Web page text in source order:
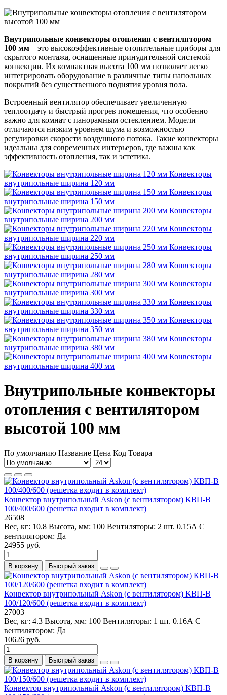
Внутрипольные конвекторы отопления с вентилятором
100 мм – это высокоэффективные отопительные приборы для
скрытого монтажа, оснащенные принудительной системой
конвекции. Их компактная высота 100 мм позволяет легко
интегрировать оборудование в различные типы напольных
покрытий без существенного поднятия уровня пола.
Встроенный вентилятор обеспечивает увеличенную
теплоотдачу и быстрый прогрев помещения, что особенно
важно для комнат с панорамным остеклением. Модели
отличаются низким уровнем шума и возможностью
регулировки скорости воздушного потока. Такие конвекторы
идеальны для современных интерьеров, где важны как
эффективность отопления, так и эстетика.
Конвекторы
внутрипольные ширина 120 мм
Конвекторы
внутрипольные ширина 150 мм
Конвекторы
внутрипольные ширина 200 мм
Конвекторы
внутрипольные ширина 220 мм
Конвекторы
внутрипольные ширина 250 мм
Конвекторы
внутрипольные ширина 280 мм
Конвекторы
внутрипольные ширина 300 мм
Конвекторы
внутрипольные ширина 330 мм
Конвекторы
внутрипольные ширина 350 мм
Конвекторы
внутрипольные ширина 380 мм
Конвекторы
внутрипольные ширина 400 мм
Внутрипольные конвекторы
отопления с вентилятором
высотой 100 мм
По умолчанию Название Цена Код Товара
Конвектор внутрипольный Askon (с вентилятором) КВП-В
100/400/600 (решетка входит в комплект)
26508
Вес, кг: 10.8 Высота, мм: 100 Вентиляторы: 2 шт. 0.15А С
вентилятором: Да
24955 руб.
В корзину Быстрый заказ
Конвектор внутрипольный Askon (с вентилятором) КВП-В
100/120/600 (решетка входит в комплект)
27003
Вес, кг: 4.3 Высота, мм: 100 Вентиляторы: 1 шт. 0.16А С
вентилятором: Да
10626 руб.
В корзину Быстрый заказ
Конвектор внутрипольный Askon (с вентилятором) КВП-В